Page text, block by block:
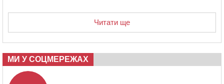
Читати ще
МИ У СОЦМЕРЕЖАХ